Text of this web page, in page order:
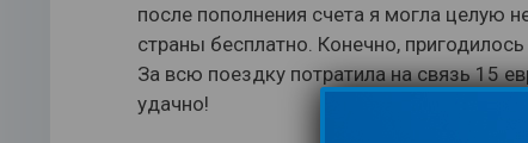
после пополнения счета я могла целую
страны бесплатно. Конечно,
За всю поездку потратила на связь 15
удачно!